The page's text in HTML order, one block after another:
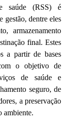
saúde (RSS) é
gestão, dentre eles
armazenamento
final. Estes
a partir de bases
o objetivo de
de saúde e
seguro, de
a preservação
ambiente.